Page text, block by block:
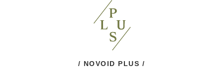
/ NOVOID PLUS /